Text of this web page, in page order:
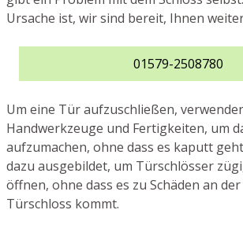
Ursache ist, wir sind bereit, Ihnen
01579-2508780
Um eine Tür aufzuschließen,
Handwerkzeuge und Fertigkeiten, um
aufzumachen, ohne dass es kaputt
dazu ausgebildet, um Türschlösser
öffnen, ohne dass es zu Schäden an
Türschloss kommt.